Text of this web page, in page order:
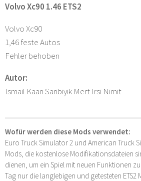
Volvo Xc90 1.46 ETS2
Volvo Xc90
1,46 feste Autos
Fehler behoben
Autor:
Ismail Kaan Saribiyik Mert Irsi Nimit
Wofür werden diese Mods verwendet:
Euro Truck Simulator 2 und American Truck
Mods, die kostenlose Modifikationsdateien
dienen, um ein Spiel mit neuen Funktionen
Tag nur die langlebigen und getesteten ETS2